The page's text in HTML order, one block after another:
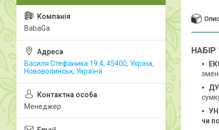
Опис
НАБІР
чи
BabaGa
Василя Стефаника 19.4, 45400, Укрїна,
Нововолинськ, Україна
Менеджер